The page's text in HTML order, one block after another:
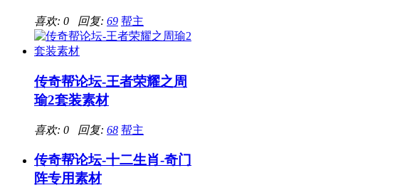
喜欢: 0 回复: 69 帮主
传奇帮论坛-王者荣耀之周
瑜2套装素材
喜欢: 0 回复: 68 帮主
传奇帮论坛-十二生肖-奇门
阵专用素材